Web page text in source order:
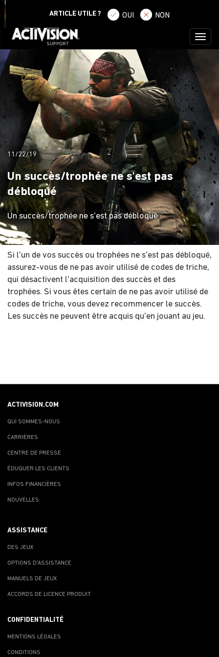
SE CONNECTER
S'ENREGISTRER
ARTICLE UTILE ? OUI NON
11/22/19
Un succès/trophée ne s'est pas
débloqué
Un succès/trophée ne s'est pas débloqué
Si l'un de vos succès ou trophées ne s'est pas débloqué,
assurez-vous de ne pas avoir utilisé de codes de triche,
qui désactivent l'acquisition des succès et des
trophées. Si vous êtes certain de ne pas avoir utilisé de
codes de triche, vous devez recommencer le succès.
Les succès ne peuvent être acquis qu'en jouant au jeu.
ACTIVISION.COM
QUI SOMMES-NOUS
CARRIÈRES
CENTRE DE PRESSE
ÉDUQUER LES CLIENTS
INFOS FINANCIÈRES
NOUVELLES
ASSISTANCE
DES JEUX
OPTIONS D'ASSISTANCE
MANUELS DE JEUX
ACCORDS DE LICENCE PRODUIT
CONFIDENTIALITÉ
MENTIONS LÉGALES
CONDITIONS